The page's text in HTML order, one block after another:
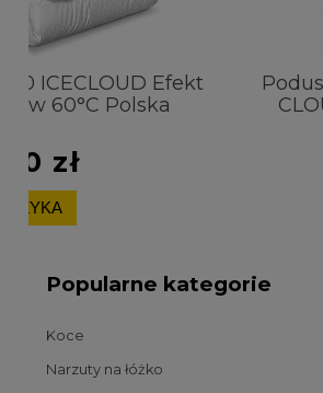
Poduszka Efekt
CLOUD Do Sypialni
Popularne kategorie
Koce
Narzuty na łóżko